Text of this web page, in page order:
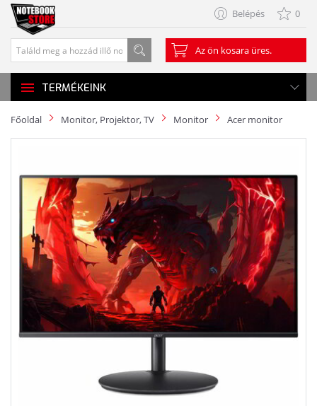
Belépés 0
Az ön kosara üres.
TERMÉKEINK
Főoldal Monitor, Projektor, TV Monitor Acer monitor